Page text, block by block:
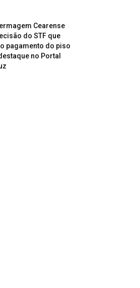
Cearense
do STF que
pagamento do piso
no Portal